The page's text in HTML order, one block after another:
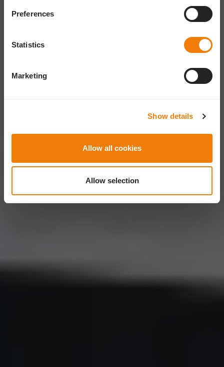
Preferences
Statistics
Marketing
Show details
Allow all cookies
Allow selection